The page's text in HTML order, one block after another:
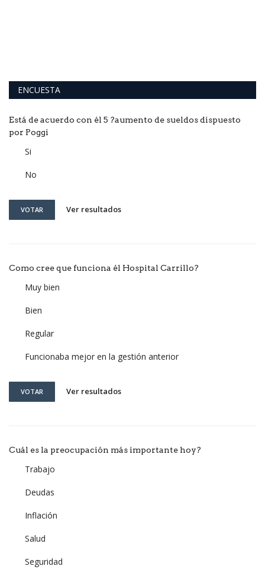
ENCUESTA
Está de acuerdo con él 5 ?aumento de sueldos dispuesto
por Poggi
Si
No
VOTAR Ver resultados
Como cree que funciona él Hospital Carrillo?
Muy bien
Bien
Regular
Funcionaba mejor en la gestión anterior
VOTAR Ver resultados
Cuál es la preocupación más importante hoy?
Trabajo
Deudas
Inflación
Salud
Seguridad